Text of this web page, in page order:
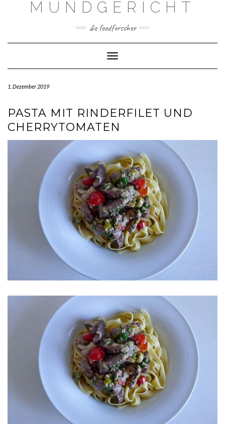
MUNDGERICHT
die foodforscher
Toggle Navigation
1. Dezember 2019
PASTA MIT RINDERFILET UND
CHERRYTOMATEN